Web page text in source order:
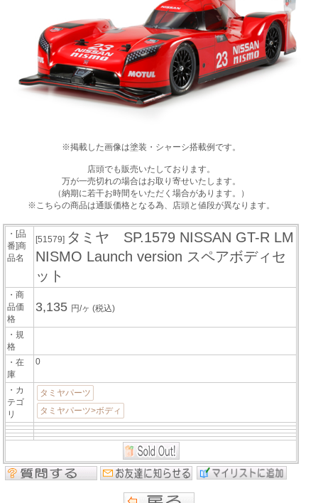
※掲載した画像は塗装・シャーシ搭載例です。
店頭でも販売いたしております。
万が一売切れの場合はお取り寄せいたします。
（納期に若干お時間をいただく場合があります。）
※こちらの商品は通販価格となる為、店頭と値段が異なります。
・[品
番]商
品名
[51579] タミヤ SP.1579 NISSAN GT-R LM
NISMO Launch version スペアボディセ
ット
・商
品価
格
3,135 円/ヶ(税込)
・規
格
・在
庫
0
・カ
テゴ
リ
タミヤパーツ
タミヤパーツ>ボディ